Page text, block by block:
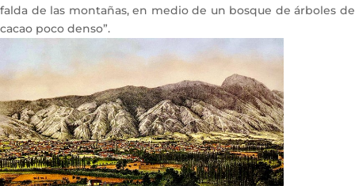
falda de las montañas, en medio de un bosque de árboles de
cacao poco denso”.